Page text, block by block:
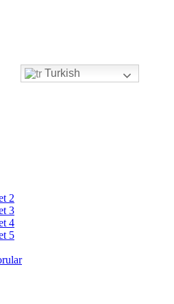
Turkish
2
3
4
5